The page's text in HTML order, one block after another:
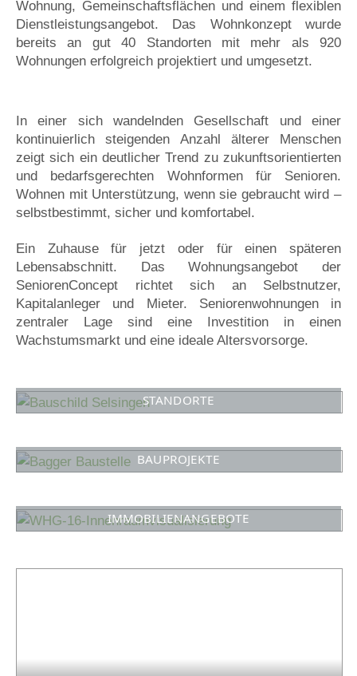
Wohnung, Gemeinschaftsflächen und einem flexiblen
Dienstleistungsangebot. Das Wohnkonzept wurde
bereits an gut 40 Standorten mit mehr als 920
Wohnungen erfolgreich projektiert und umgesetzt.
In einer sich wandelnden Gesellschaft und einer
kontinuierlich steigenden Anzahl älterer Menschen
zeigt sich ein deutlicher Trend zu zukunftsorientierten
und bedarfsgerechten Wohnformen für Senioren.
Wohnen mit Unterstützung, wenn sie gebraucht wird –
selbstbestimmt, sicher und komfortabel.
Ein Zuhause für jetzt oder für einen späteren
Lebensabschnitt. Das Wohnungsangebot der
SeniorenConcept richtet sich an Selbstnutzer,
Kapitalanleger und Mieter. Seniorenwohnungen in
zentraler Lage sind eine Investition in einen
Wachstumsmarkt und eine ideale Altersvorsorge.
STANDORTE
BAUPROJEKTE
IMMOBILIENANGEBOTE